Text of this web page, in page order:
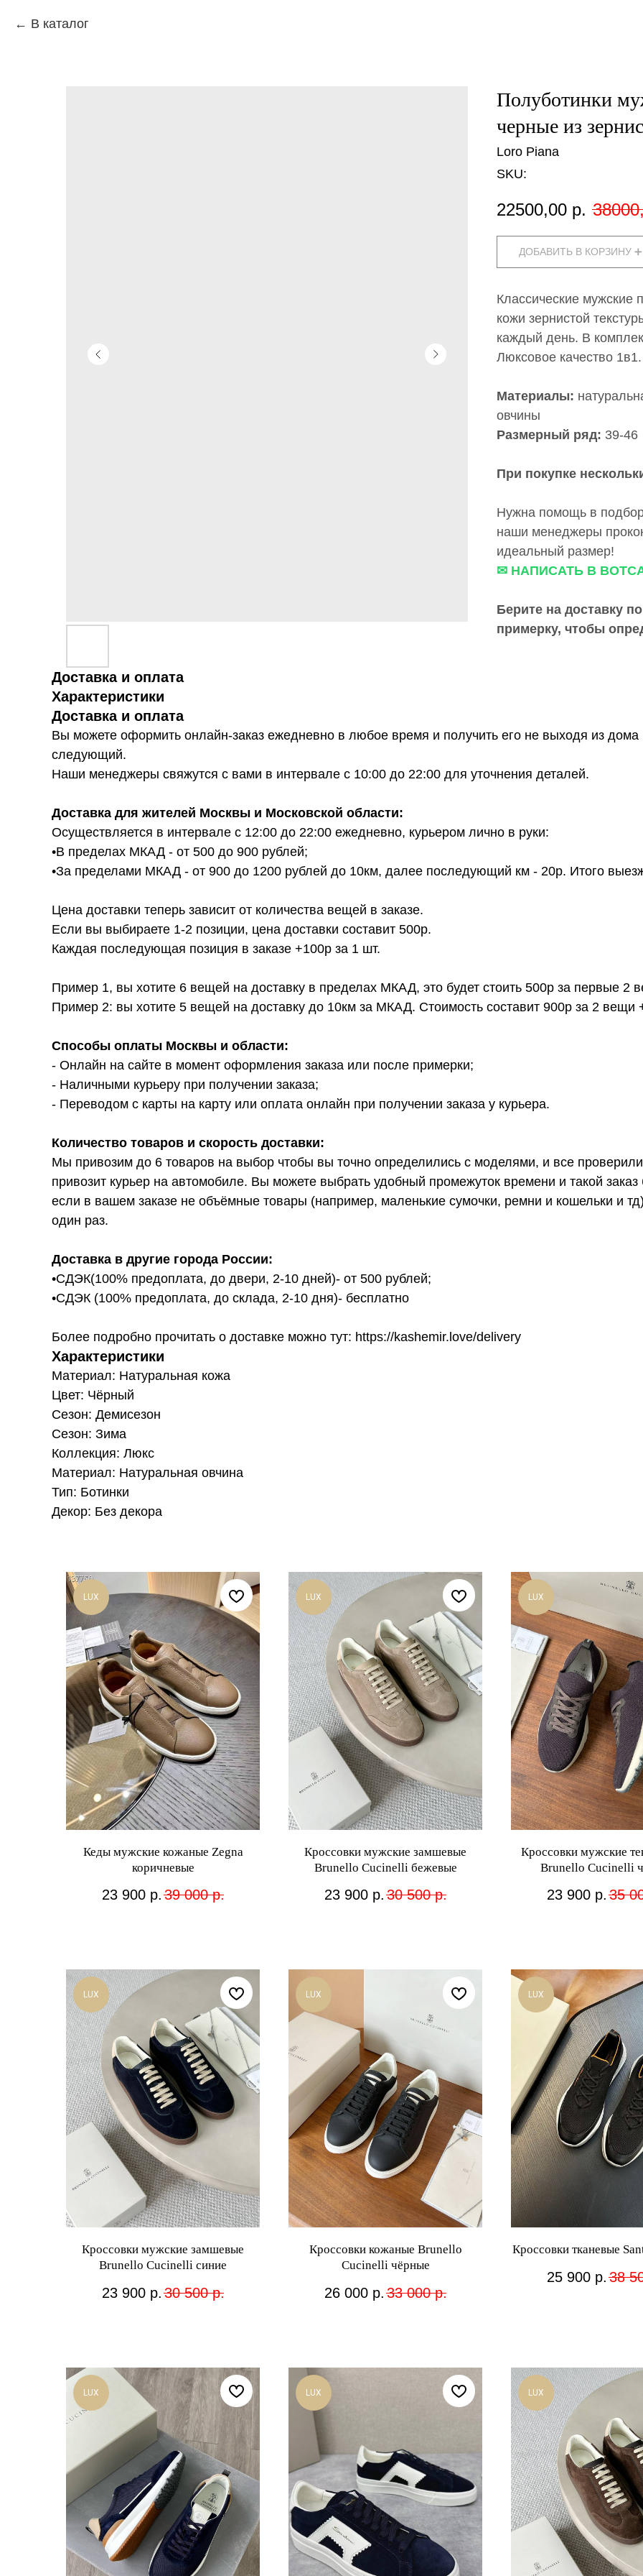
В каталог
Полуботинки
черные из
Loro Piana
SKU:
22500,00 р.
ДОБАВИТЬ В КОРЗИНУ ➕
Классические мужские
кожи зернистой
каждый день. В
Люксовое качество 1в1.
Материалы:
овчины
Размерный ряд: 39-46
При покупке
Нужна помощь в
наши менеджеры
идеальный размер!
✉ НАПИСАТЬ В
Берите на доставку
примерку, чтобы
Доставка и оплата
Характеристики
Доставка и оплата
Вы можете оформить онлайн-заказ ежедневно в любое время и получить его не выходя из
следующий.
Наши менеджеры свяжутся с вами в интервале с 10:00 до 22:00 для уточнения деталей.
Доставка для жителей Москвы и Московской области:
Осуществляется в интервале с 12:00 до 22:00 ежедневно, курьером лично в руки:
•В пределах МКАД - от 500 до 900 рублей;
•За пределами МКАД - от 900 до 1200 рублей до 10км, далее последующий км - 20р. Итого
Цена доставки теперь зависит от количества вещей в заказе.
Если вы выбираете 1-2 позиции, цена доставки составит 500р.
Каждая последующая позиция в заказе +100р за 1 шт.
Пример 1, вы хотите 6 вещей на доставку в пределах МКАД, это будет стоить 500р за первые
Пример 2: вы хотите 5 вещей на доставку до 10км за МКАД. Стоимость составит 900р за 2
Способы оплаты Москвы и области:
- Онлайн на сайте в момент оформления заказа или после примерки;
- Наличными курьеру при получении заказа;
- Переводом с карты на карту или оплата онлайн при получении заказа у курьера.
Количество товаров и скорость доставки:
Мы привозим до 6 товаров на выбор чтобы вы точно определились с моделями, и все
привозит курьер на автомобиле. Вы можете выбрать удобный промежуток времени и такой
если в вашем заказе не объёмные товары (например, маленькие сумочки, ремни и кошельки и
один раз.
Доставка в другие города России:
•СДЭК(100% предоплата, до двери, 2-10 дней)- от 500 рублей;
•СДЭК (100% предоплата, до склада, 2-10 дня)- бесплатно
Более подробно прочитать о доставке можно тут: https://kashemir.love/delivery
Характеристики
Материал: Натуральная кожа
Цвет: Чёрный
Сезон: Демисезон
Сезон: Зима
Коллекция: Люкс
Материал: Натуральная овчина
Тип: Ботинки
Декор: Без декора
LUX
Кеды мужские кожаные Zegna
коричневые
23 900 р. 39 000 р.
LUX
Кроссовки мужские замшевые
Brunello Cucinelli бежевые
23 900 р. 30 500 р.
LUX
Кроссовки мужские
Brunello Cucinelli
23 900 р. 35
LUX
Кроссовки мужские замшевые
Brunello Cucinelli синие
23 900 р. 30 500 р.
LUX
Кроссовки кожаные Brunello
Cucinelli чёрные
26 000 р. 33 000 р.
LUX
Кроссовки тканевые
25 900 р. 38
LUX LUX LUX